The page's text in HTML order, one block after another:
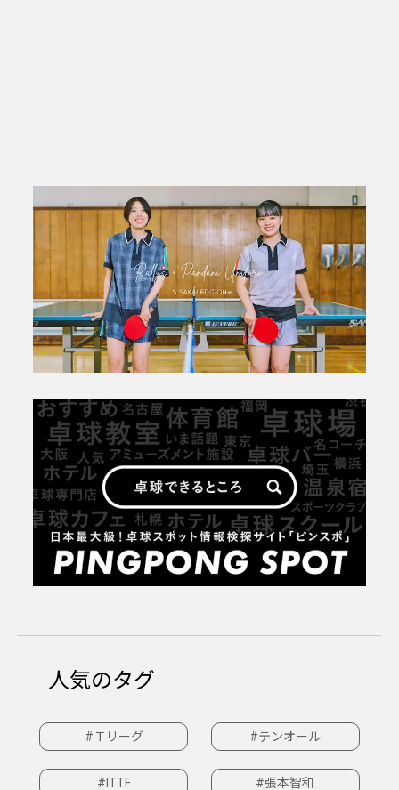
人気のタグ
#Ｔリーグ #テンオール
#ITTF #張本智和